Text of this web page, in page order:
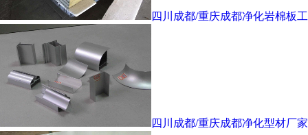
四川成都/重庆成都净化岩棉板
四川成都/重庆成都净化型材厂家